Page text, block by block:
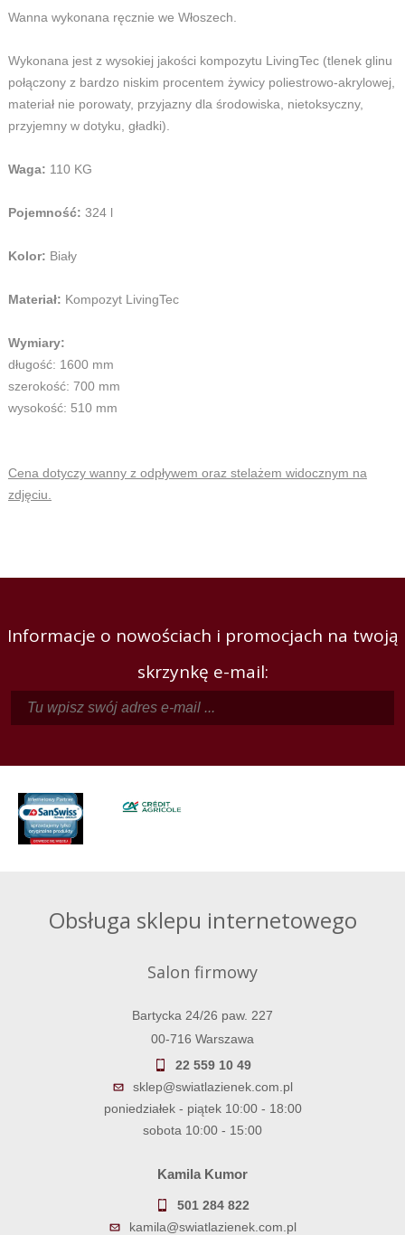
Wanna wykonana ręcznie we Włoszech.
Wykonana jest z wysokiej jakości kompozytu LivingTec (tlenek glinu
połączony z bardzo niskim procentem żywicy poliestrowo-akrylowej,
materiał nie porowaty, przyjazny dla środowiska, nietoksyczny,
przyjemny w dotyku, gładki).
Waga: 110 KG
Pojemność: 324 l
Kolor: Biały
Materiał: Kompozyt LivingTec
Wymiary:
długość: 1600 mm
szerokość: 700 mm
wysokość: 510 mm
Cena dotyczy wanny z odpływem oraz stelażem widocznym na
zdjęciu.
Informacje o nowościach i promocjach na twoją
skrzynkę e-mail:
Obsługa sklepu internetowego
Salon firmowy
Bartycka 24/26 paw. 227
00-716 Warszawa
22 559 10 49
sklep@swiatlazienek.com.pl
poniedziałek - piątek 10:00 - 18:00
sobota 10:00 - 15:00
Kamila Kumor
501 284 822
kamila@swiatlazienek.com.pl